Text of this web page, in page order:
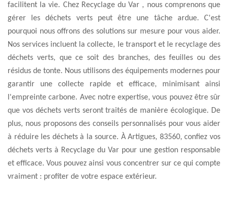
facilitent la vie. Chez Recyclage du Var , nous comprenons que
gérer les déchets verts peut être une tâche ardue. C'est
pourquoi nous offrons des solutions sur mesure pour vous aider.
Nos services incluent la collecte, le transport et le recyclage des
déchets verts, que ce soit des branches, des feuilles ou des
résidus de tonte. Nous utilisons des équipements modernes pour
garantir une collecte rapide et efficace, minimisant ainsi
l'empreinte carbone. Avec notre expertise, vous pouvez être sûr
que vos déchets verts seront traités de manière écologique. De
plus, nous proposons des conseils personnalisés pour vous aider
à réduire les déchets à la source. À Artigues, 83560, confiez vos
déchets verts à Recyclage du Var pour une gestion responsable
et efficace. Vous pouvez ainsi vous concentrer sur ce qui compte
vraiment : profiter de votre espace extérieur.